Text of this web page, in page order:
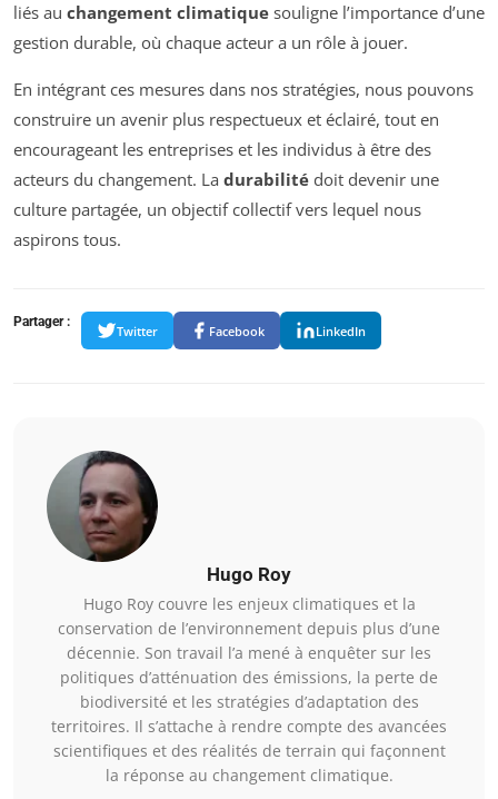
liés au changement climatique souligne l’importance d’une
gestion durable, où chaque acteur a un rôle à jouer.
En intégrant ces mesures dans nos stratégies, nous pouvons
construire un avenir plus respectueux et éclairé, tout en
encourageant les entreprises et les individus à être des
acteurs du changement. La durabilité doit devenir une
culture partagée, un objectif collectif vers lequel nous
aspirons tous.
Partager :
Twitter Facebook LinkedIn
Hugo Roy
Hugo Roy couvre les enjeux climatiques et la
conservation de l’environnement depuis plus d’une
décennie. Son travail l’a mené à enquêter sur les
politiques d’atténuation des émissions, la perte de
biodiversité et les stratégies d’adaptation des
territoires. Il s’attache à rendre compte des avancées
scientifiques et des réalités de terrain qui façonnent
la réponse au changement climatique.